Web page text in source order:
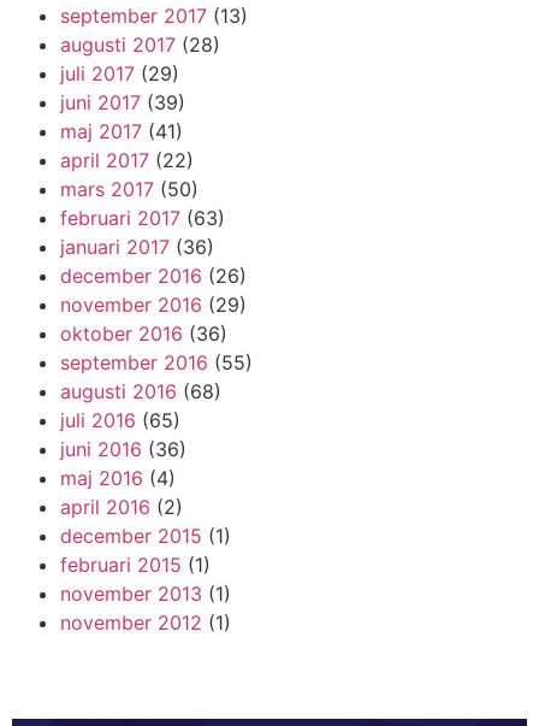
september 2017 (13)
augusti 2017 (28)
juli 2017 (29)
juni 2017 (39)
maj 2017 (41)
april 2017 (22)
mars 2017 (50)
februari 2017 (63)
januari 2017 (36)
december 2016 (26)
november 2016 (29)
oktober 2016 (36)
september 2016 (55)
augusti 2016 (68)
juli 2016 (65)
juni 2016 (36)
maj 2016 (4)
april 2016 (2)
december 2015 (1)
februari 2015 (1)
november 2013 (1)
november 2012 (1)